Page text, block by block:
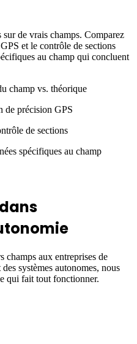
de vrais champs. Comparez
et le contrôle de sections
au champ qui concluent
champ vs. théorique
de précision GPS
de sections
spécifiques au champ
champs aux entreprises de
systèmes autonomes, nous
qui fait tout fonctionner.